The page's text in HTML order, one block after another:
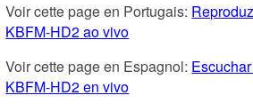
Voir cette page en Portugais:
KBFM-HD2 ao vivo
Voir cette page en Espagnol:
KBFM-HD2 en vivo